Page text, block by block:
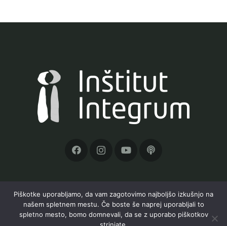
Inštitut Integrum, Orle 19a, 1291 Škofljica, TRR:
SI56 6100 0001 6597 823;
Piškotke uporabljamo, da vam zagotovimo najboljšo izkušnjo na
našem spletnem mestu. Če boste še naprej uporabljali to
spletno mesto, bomo domnevali, da se z uporabo piškotkov